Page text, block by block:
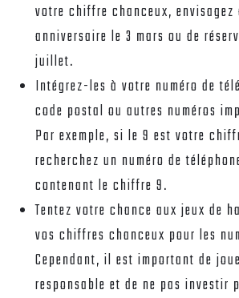
votre chiffre chanceux, envisagez
anniversaire le 3 mars ou de
juillet.
Intégrez-les à votre numéro de
code postal ou autres numéros
Par exemple, si le 9 est votre
recherchez un numéro de
contenant le chiffre 9.
Tentez votre chance aux jeux de
vos chiffres chanceux pour les
Cependant, il est important de
responsable et de ne pas investir